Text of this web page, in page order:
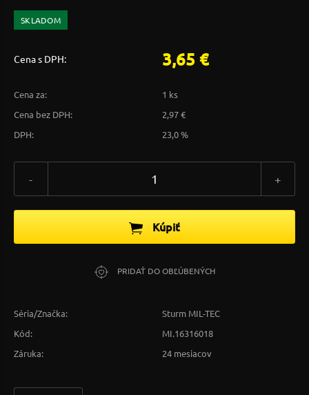
SKLADOM
Cena s DPH: 3,65 €
Cena za:
1 ks
Cena bez DPH:
2,97 €
DPH:
23,0 %
- +
Kúpiť
PRIDAŤ DO OBĽÚBENÝCH
Séria/Značka:
Sturm MIL-TEC
Kód:
MI.16316018
Záruka:
24 mesiacov